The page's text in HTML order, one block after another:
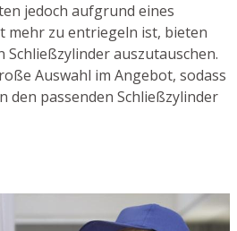
jedoch aufgrund eines
mehr zu entriegeln ist, bieten
Schließzylinder auszutauschen.
Auswahl im Angebot, sodass
den passenden Schließzylinder